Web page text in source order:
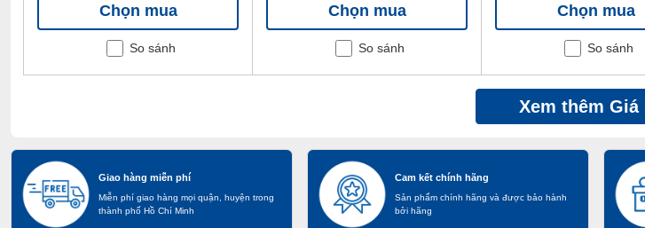
Chọn mua
So sánh
Chọn mua
So sánh
Chọn mua
So sánh
Xem thêm Giá
Giao hàng miễn phí
Miễn phí giao hàng mọi quận, huyện trong
thành phố Hồ Chí Minh
Cam kết chính hãng
Sản phẩm chính hãng và được bảo hành
bởi hãng